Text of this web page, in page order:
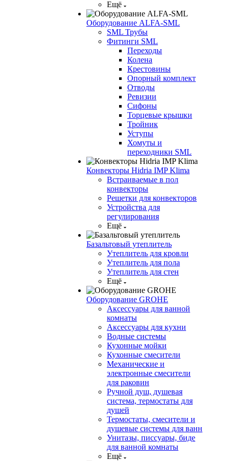
Ещё
Оборудование ALFA-SML
SML Трубы
Фитинги SML
Переходы
Колена
Крестовины
Опорный комплект
Отводы
Ревизии
Сифоны
Торцевые крышки
Тройник
Уступы
Хомуты и
переходники SML
Конвекторы Hidria IMP Klima
Встраиваемые в пол
конвекторы
Решетки для конвекторов
Устройства для
регулирования
Ещё
Базальтовый утеплитель
Утеплитель для кровли
Утеплитель для пола
Утеплитель для стен
Ещё
Оборудование GROHE
Аксессуары для ванной
комнаты
Аксессуары для кухни
Водные системы
Кухонные мойки
Кухонные смесители
Механические и
электронные смесители
для раковин
Ручной душ, душевая
система, термостаты для
душей
Термостаты, смесители и
душевые системы для ванн
Унитазы, писсуары, биде
для ванной комнаты
Ещё